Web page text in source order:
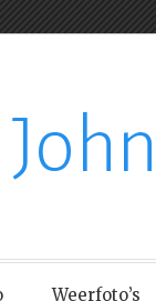
Weerfoto’s